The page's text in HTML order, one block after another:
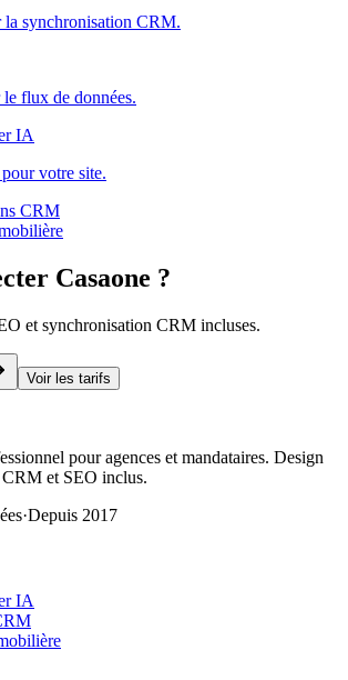
la synchronisation CRM.
flux de données.
IA
votre site.
CRM
Casaone ?
et synchronisation CRM incluses.
Voir les tarifs
pour agences et mandataires. Design
et SEO inclus.
·Depuis 2017
IA